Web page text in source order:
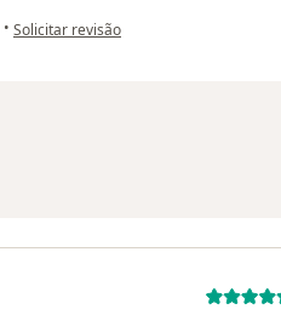
• na opinião do utilizador Higor
Solicitar revisão